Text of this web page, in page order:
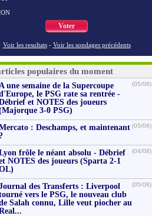
Voter
Voir les resultats - Voir les sondages précédents
populaires du moment
une semaine de la Supercoupe
le PSG rate sa rentrée -
et NOTES des joueurs
3-0 PSG)
(05/08)
: Deschamps, et maintenant (05/08)
frôle le néant absolu - Débrief
NOTES des joueurs (Sparta 2-1
(04/08)
des Transferts : Liverpool
vers le PSG, le nouveau club
Salah connu, Lille veut piocher au
(05/08)